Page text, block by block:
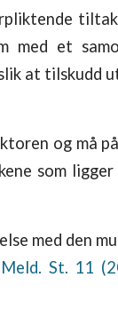
med et
at tilskudd
og må
som ligger
med den
St. 11